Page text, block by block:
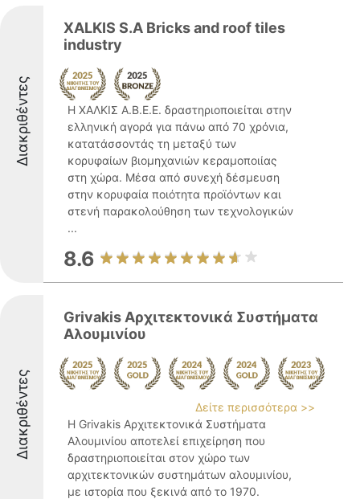
Διακριθέντες
XALKIS S.A Bricks and roof tiles
industry
Η ΧΑΛΚΙΣ Α.Β.Ε.Ε. δραστηριοποιείται στην
ελληνική αγορά για πάνω από 70 χρόνια,
κατατάσσοντάς τη μεταξύ των
κορυφαίων βιομηχανιών κεραμοποιίας
στη χώρα. Μέσα από συνεχή δέσμευση
στην κορυφαία ποιότητα προϊόντων και
στενή παρακολούθηση των τεχνολογικών
...
8.6
Διακριθέντες
Grivakis Αρχιτεκτονικά Συστήματα
Αλουμινίου
Δείτε περισσότερα >>
Η Grivakis Αρχιτεκτονικά Συστήματα
Αλουμινίου αποτελεί επιχείρηση που
δραστηριοποιείται στον χώρο των
αρχιτεκτονικών συστημάτων αλουμινίου,
με ιστορία που ξεκινά από το 1970.